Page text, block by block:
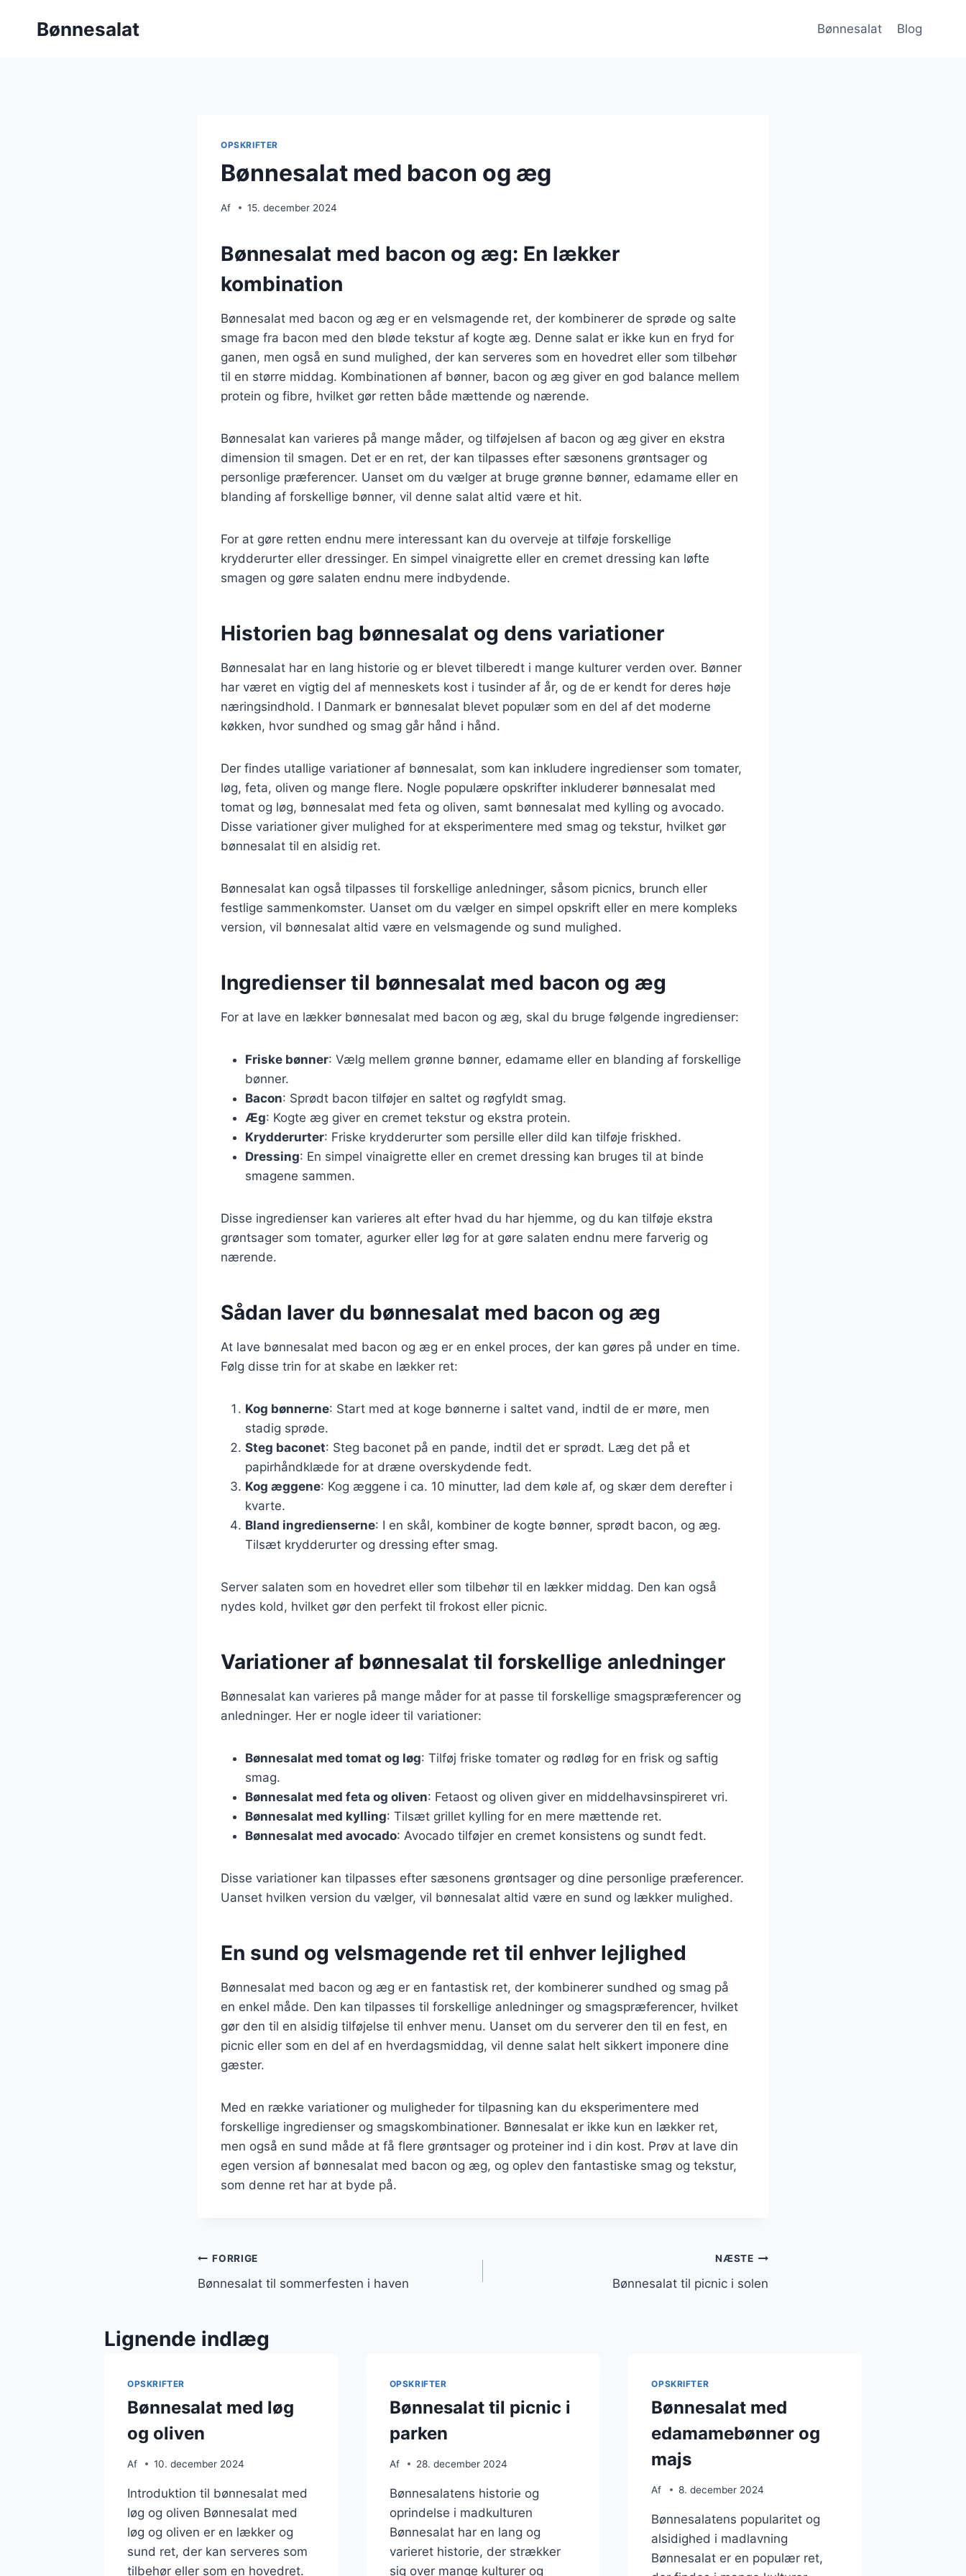
Bønnesalat Bønnesalat Blog
OPSKRIFTER
Bønnesalat med bacon og æg
Af 15. december 2024
Bønnesalat med bacon og æg: En lækker
kombination
Bønnesalat med bacon og æg er en velsmagende ret, der kombinerer de sprøde og salte
smage fra bacon med den bløde tekstur af kogte æg. Denne salat er ikke kun en fryd for
ganen, men også en sund mulighed, der kan serveres som en hovedret eller som tilbehør
til en større middag. Kombinationen af bønner, bacon og æg giver en god balance mellem
protein og fibre, hvilket gør retten både mættende og nærende.
Bønnesalat kan varieres på mange måder, og tilføjelsen af bacon og æg giver en ekstra
dimension til smagen. Det er en ret, der kan tilpasses efter sæsonens grøntsager og
personlige præferencer. Uanset om du vælger at bruge grønne bønner, edamame eller en
blanding af forskellige bønner, vil denne salat altid være et hit.
For at gøre retten endnu mere interessant kan du overveje at tilføje forskellige
krydderurter eller dressinger. En simpel vinaigrette eller en cremet dressing kan løfte
smagen og gøre salaten endnu mere indbydende.
Historien bag bønnesalat og dens variationer
Bønnesalat har en lang historie og er blevet tilberedt i mange kulturer verden over. Bønner
har været en vigtig del af menneskets kost i tusinder af år, og de er kendt for deres høje
næringsindhold. I Danmark er bønnesalat blevet populær som en del af det moderne
køkken, hvor sundhed og smag går hånd i hånd.
Der findes utallige variationer af bønnesalat, som kan inkludere ingredienser som tomater,
løg, feta, oliven og mange flere. Nogle populære opskrifter inkluderer bønnesalat med
tomat og løg, bønnesalat med feta og oliven, samt bønnesalat med kylling og avocado.
Disse variationer giver mulighed for at eksperimentere med smag og tekstur, hvilket gør
bønnesalat til en alsidig ret.
Bønnesalat kan også tilpasses til forskellige anledninger, såsom picnics, brunch eller
festlige sammenkomster. Uanset om du vælger en simpel opskrift eller en mere kompleks
version, vil bønnesalat altid være en velsmagende og sund mulighed.
Ingredienser til bønnesalat med bacon og æg
For at lave en lækker bønnesalat med bacon og æg, skal du bruge følgende ingredienser:
Friske bønner: Vælg mellem grønne bønner, edamame eller en blanding af forskellige
bønner.
Bacon: Sprødt bacon tilføjer en saltet og røgfyldt smag.
Æg: Kogte æg giver en cremet tekstur og ekstra protein.
Krydderurter: Friske krydderurter som persille eller dild kan tilføje friskhed.
Dressing: En simpel vinaigrette eller en cremet dressing kan bruges til at binde
smagene sammen.
Disse ingredienser kan varieres alt efter hvad du har hjemme, og du kan tilføje ekstra
grøntsager som tomater, agurker eller løg for at gøre salaten endnu mere farverig og
nærende.
Sådan laver du bønnesalat med bacon og æg
At lave bønnesalat med bacon og æg er en enkel proces, der kan gøres på under en time.
Følg disse trin for at skabe en lækker ret:
Kog bønnerne: Start med at koge bønnerne i saltet vand, indtil de er møre, men
stadig sprøde.
Steg baconet: Steg baconet på en pande, indtil det er sprødt. Læg det på et
papirhåndklæde for at dræne overskydende fedt.
Kog æggene: Kog æggene i ca. 10 minutter, lad dem køle af, og skær dem derefter i
kvarte.
Bland ingredienserne: I en skål, kombiner de kogte bønner, sprødt bacon, og æg.
Tilsæt krydderurter og dressing efter smag.
Server salaten som en hovedret eller som tilbehør til en lækker middag. Den kan også
nydes kold, hvilket gør den perfekt til frokost eller picnic.
Variationer af bønnesalat til forskellige anledninger
Bønnesalat kan varieres på mange måder for at passe til forskellige smagspræferencer og
anledninger. Her er nogle ideer til variationer:
Bønnesalat med tomat og løg: Tilføj friske tomater og rødløg for en frisk og saftig
smag.
Bønnesalat med feta og oliven: Fetaost og oliven giver en middelhavsinspireret vri.
Bønnesalat med kylling: Tilsæt grillet kylling for en mere mættende ret.
Bønnesalat med avocado: Avocado tilføjer en cremet konsistens og sundt fedt.
Disse variationer kan tilpasses efter sæsonens grøntsager og dine personlige præferencer.
Uanset hvilken version du vælger, vil bønnesalat altid være en sund og lækker mulighed.
En sund og velsmagende ret til enhver lejlighed
Bønnesalat med bacon og æg er en fantastisk ret, der kombinerer sundhed og smag på
en enkel måde. Den kan tilpasses til forskellige anledninger og smagspræferencer, hvilket
gør den til en alsidig tilføjelse til enhver menu. Uanset om du serverer den til en fest, en
picnic eller som en del af en hverdagsmiddag, vil denne salat helt sikkert imponere dine
gæster.
Med en række variationer og muligheder for tilpasning kan du eksperimentere med
forskellige ingredienser og smagskombinationer. Bønnesalat er ikke kun en lækker ret,
men også en sund måde at få flere grøntsager og proteiner ind i din kost. Prøv at lave din
egen version af bønnesalat med bacon og æg, og oplev den fantastiske smag og tekstur,
som denne ret har at byde på.
Indlægsnavigation
FORRIGE
Bønnesalat til sommerfesten i haven
NÆSTE
Bønnesalat til picnic i solen
Lignende indlæg
OPSKRIFTER
Bønnesalat med løg
og oliven
Af 10. december 2024
Introduktion til bønnesalat med
løg og oliven Bønnesalat med
løg og oliven er en lækker og
sund ret, der kan serveres som
tilbehør eller som en hovedret.
OPSKRIFTER
Bønnesalat til picnic i
parken
Af 28. december 2024
Bønnesalatens historie og
oprindelse i madkulturen
Bønnesalat har en lang og
varieret historie, der strækker
sig over mange kulturer og
OPSKRIFTER
Bønnesalat med
edamamebønner og
majs
Af 8. december 2024
Bønnesalatens popularitet og
alsidighed i madlavning
Bønnesalat er en populær ret,